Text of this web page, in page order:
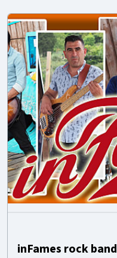
inFames rock band